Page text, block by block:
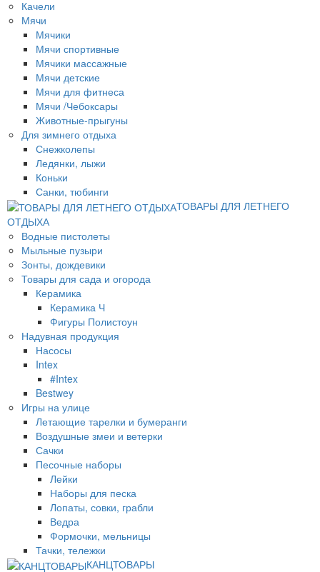
Качели
Мячи
Мячики
Мячи спортивные
Мячики массажные
Мячи детские
Мячи для фитнеса
Мячи /Чебоксары
Животные-прыгуны
Для зимнего отдыха
Снежколепы
Ледянки, лыжи
Коньки
Санки, тюбинги
ТОВАРЫ ДЛЯ ЛЕТНЕГО
ОТДЫХА
Водные пистолеты
Мыльные пузыри
Зонты, дождевики
Товары для сада и огорода
Керамика
Керамика Ч
Фигуры Полистоун
Надувная продукция
Насосы
Intex
#Intex
Bestwey
Игры на улице
Летающие тарелки и бумеранги
Воздушные змеи и ветерки
Сачки
Песочные наборы
Лейки
Наборы для песка
Лопаты, совки, грабли
Ведра
Формочки, мельницы
Тачки, тележки
КАНЦТОВАРЫ